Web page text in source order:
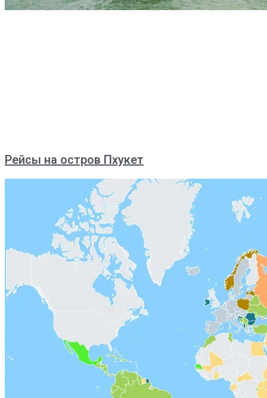
Рейсы на остров Пхукет